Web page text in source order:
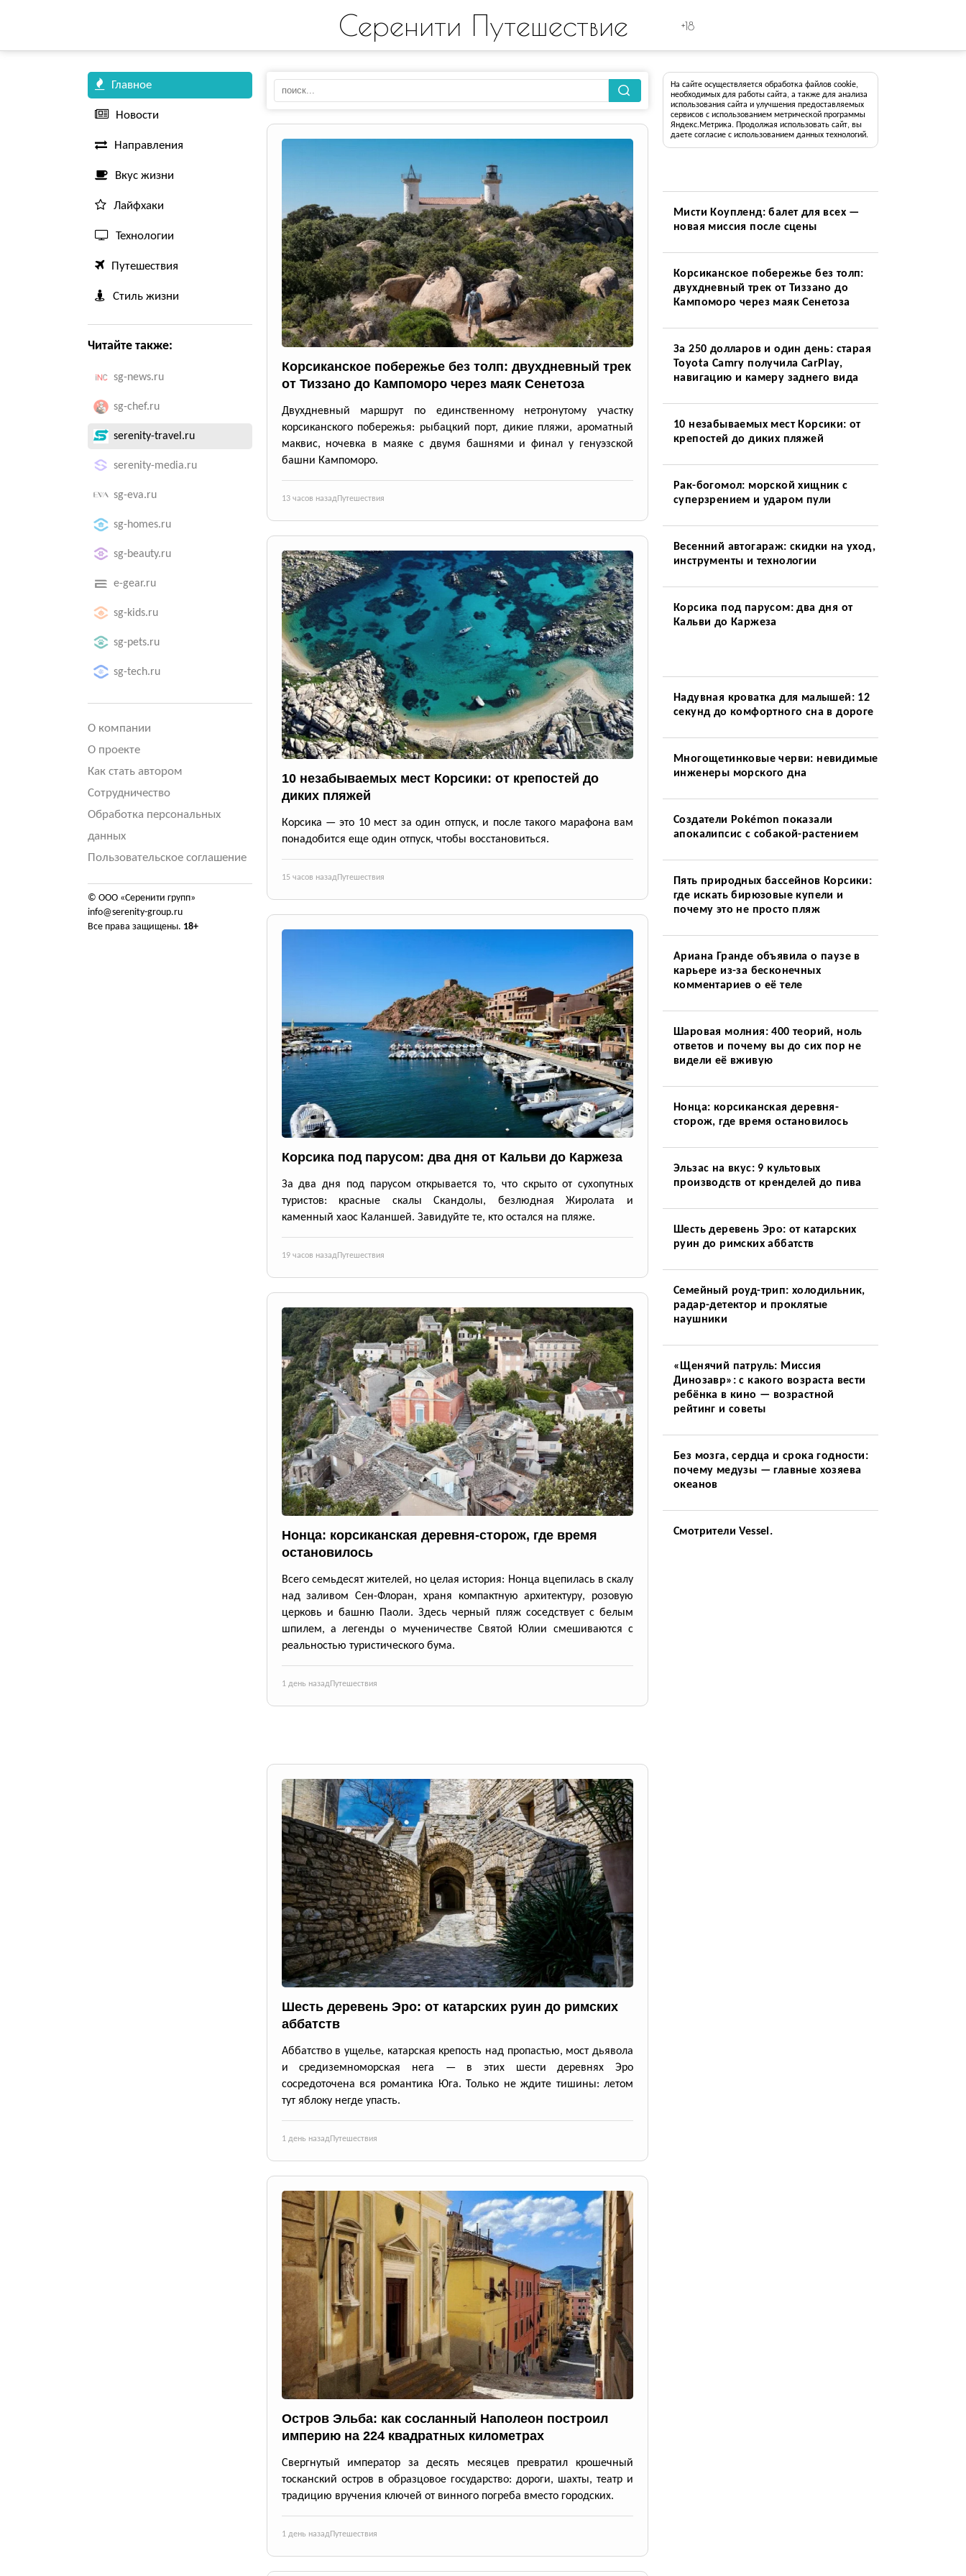
Серенити Путешествие +18
Главное
Новости
Направления
Вкус жизни
Лайфхаки
Технологии
Путешествия
Стиль жизни
Читайте также:
sg-news.ru
sg-chef.ru
serenity-travel.ru
serenity-media.ru
sg-eva.ru
sg-homes.ru
sg-beauty.ru
e-gear.ru
sg-kids.ru
sg-pets.ru
sg-tech.ru
О компании
О проекте
Как стать автором
Сотрудничество
Обработка персональных
данных
Пользовательское соглашение
© ООО «Серенити групп»
info@serenity-group.ru
Все права защищены. 18+
Корсиканское побережье без толп: двухдневный трек
от Тиззано до Кампоморо через маяк Сенетоза
Двухдневный маршрут по единственному нетронутому участку
корсиканского побережья: рыбацкий порт, дикие пляжи, ароматный
маквис, ночевка в маяке с двумя башнями и финал у генуэзской
башни Кампоморо.
13 часов назадПутешествия
10 незабываемых мест Корсики: от крепостей до
диких пляжей
Корсика — это 10 мест за один отпуск, и после такого марафона вам
понадобится еще один отпуск, чтобы восстановиться.
15 часов назадПутешествия
Корсика под парусом: два дня от Кальви до Каржеза
За два дня под парусом открывается то, что скрыто от сухопутных
туристов: красные скалы Скандолы, безлюдная Жиролата и
каменный хаос Каланшей. Завидуйте те, кто остался на пляже.
19 часов назадПутешествия
Нонца: корсиканская деревня-сторож, где время
остановилось
Всего семьдесят жителей, но целая история: Нонца вцепилась в скалу
над заливом Сен-Флоран, храня компактную архитектуру, розовую
церковь и башню Паоли. Здесь черный пляж соседствует с белым
шпилем, а легенды о мученичестве Святой Юлии смешиваются с
реальностью туристического бума.
1 день назадПутешествия
Шесть деревень Эро: от катарских руин до римских
аббатств
Аббатство в ущелье, катарская крепость над пропастью, мост дьявола
и средиземноморская нега — в этих шести деревнях Эро
сосредоточена вся романтика Юга. Только не ждите тишины: летом
тут яблоку негде упасть.
1 день назадПутешествия
Остров Эльба: как сосланный Наполеон построил
империю на 224 квадратных километрах
Свергнутый император за десять месяцев превратил крошечный
тосканский остров в образцовое государство: дороги, шахты, театр и
традицию вручения ключей от винного погреба вместо городских.
1 день назадПутешествия
На сайте осуществляется обработка файлов cookie,
необходимых для работы сайта, а также для анализа
использования сайта и улучшения предоставляемых
сервисов с использованием метрической программы
Яндекс.Метрика. Продолжая использовать сайт, вы
даете согласие с использованием данных технологий.
Мисти Коупленд: балет для всех —
новая миссия после сцены
Корсиканское побережье без толп:
двухдневный трек от Тиззано до
Кампоморо через маяк Сенетоза
За 250 долларов и один день: старая
Toyota Camry получила CarPlay,
навигацию и камеру заднего вида
10 незабываемых мест Корсики: от
крепостей до диких пляжей
Рак-богомол: морской хищник с
суперзрением и ударом пули
Весенний автогараж: скидки на уход,
инструменты и технологии
Корсика под парусом: два дня от
Кальви до Каржеза
Надувная кроватка для малышей: 12
секунд до комфортного сна в дороге
Многощетинковые черви: невидимые
инженеры морского дна
Создатели Pokémon показали
апокалипсис с собакой-растением
Пять природных бассейнов Корсики:
где искать бирюзовые купели и
почему это не просто пляж
Ариана Гранде объявила о паузе в
карьере из-за бесконечных
комментариев о её теле
Шаровая молния: 400 теорий, ноль
ответов и почему вы до сих пор не
видели её вживую
Нонца: корсиканская деревня-
сторож, где время остановилось
Эльзас на вкус: 9 культовых
производств от кренделей до пива
Шесть деревень Эро: от катарских
руин до римских аббатств
Семейный роуд-трип: холодильник,
радар-детектор и проклятые
наушники
«Щенячий патруль: Миссия
Динозавр»: с какого возраста вести
ребёнка в кино — возрастной
рейтинг и советы
Без мозга, сердца и срока годности:
почему медузы — главные хозяева
океанов
Смотрители Vessel.